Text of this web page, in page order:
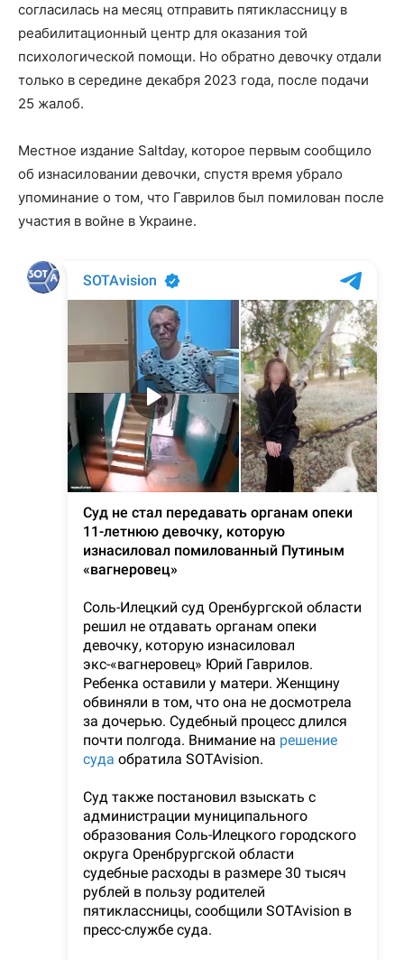
согласилась на месяц отправить пятиклассницу в
реабилитационный центр для оказания той
психологической помощи. Но обратно девочку отдали
только в середине декабря 2023 года, после подачи
25 жалоб.
Местное издание Saltday, которое первым сообщило
об изнасиловании девочки, спустя время убрало
упоминание о том, что Гаврилов был помилован после
участия в войне в Украине.